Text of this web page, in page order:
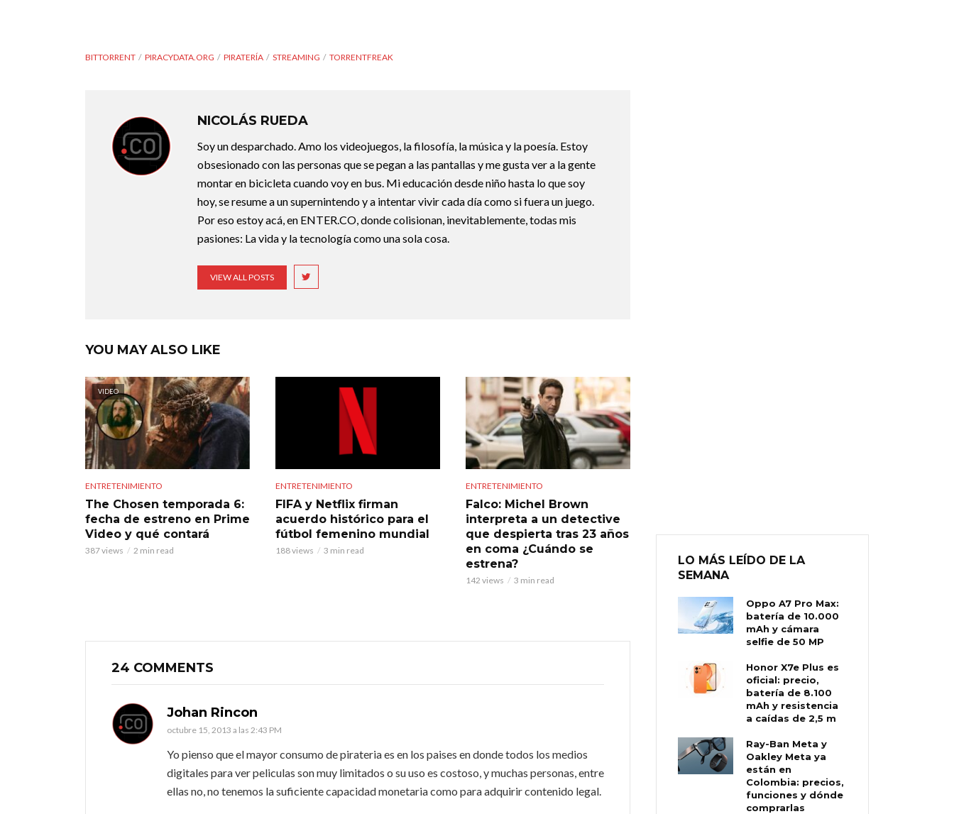
BITTORRENT PIRACYDATA.ORG PIRATERÍA STREAMING TORRENTFREAK
NICOLÁS RUEDA
Soy un desparchado. Amo los videojuegos, la filosofía, la música y la poesía. Estoy
obsesionado con las personas que se pegan a las pantallas y me gusta ver a la gente
montar en bicicleta cuando voy en bus. Mi educación desde niño hasta lo que soy
hoy, se resume a un supernintendo y a intentar vivir cada día como si fuera un juego.
Por eso estoy acá, en ENTER.CO, donde colisionan, inevitablemente, todas mis
pasiones: La vida y la tecnología como una sola cosa.
VIEW ALL POSTS
YOU MAY ALSO LIKE
VIDEO
ENTRETENIMIENTO
The Chosen temporada 6:
fecha de estreno en Prime
Video y qué contará
387 views 2 min read
ENTRETENIMIENTO
FIFA y Netflix firman
acuerdo histórico para el
fútbol femenino mundial
188 views 3 min read
ENTRETENIMIENTO
Falco: Michel Brown
interpreta a un detective
que despierta tras 23 años
en coma ¿Cuándo se
estrena?
142 views 3 min read
24 COMMENTS
Johan Rincon
octubre 15, 2013 a las 2:43 PM
Yo pienso que el mayor consumo de pirateria es en los paises en donde todos los medios
digitales para ver peliculas son muy limitados o su uso es costoso, y muchas personas, entre
ellas no, no tenemos la suficiente capacidad monetaria como para adquirir contenido legal.
LO MÁS LEÍDO DE LA
SEMANA
Oppo A7 Pro Max:
batería de 10.000
mAh y cámara
selfie de 50 MP
Honor X7e Plus es
oficial: precio,
batería de 8.100
mAh y resistencia
a caídas de 2,5 m
Ray-Ban Meta y
Oakley Meta ya
están en
Colombia: precios,
funciones y dónde
comprarlas